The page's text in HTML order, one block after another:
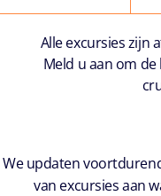
Alle excursies zijn
Meld u aan om
We updaten
van excursies aan